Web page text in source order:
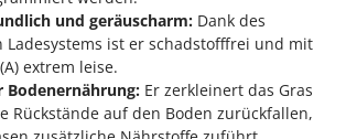
- TecnoVIR
und geräuscharm: Dank des
Ladesystems ist er schadstofffrei und mit
extrem leise.
Bodenernährung: Er zerkleinert das Gras
Rückstände auf den Boden zurückfallen,